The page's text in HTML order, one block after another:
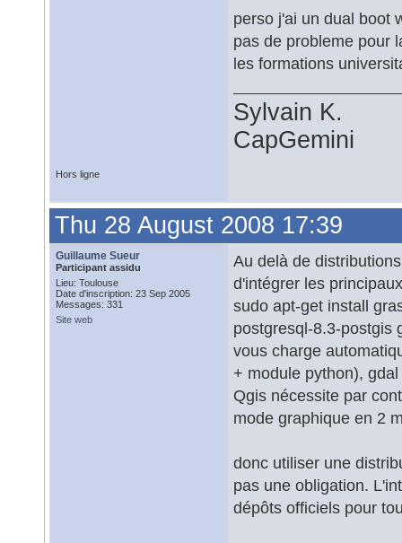
perso j'ai un dual boot
pas de probleme pour
les formations
Sylvain K.
CapGemini
Hors ligne
Thu 28 August 2008 17:39
Guillaume Sueur
Participant assidu
Lieu: Toulouse
Date d'inscription: 23 Sep 2005
Messages: 331
Site web
Au delà de
d'intégrer les
sudo apt-get install
postgresql-8.3-postgis
vous charge
+ module python),
Qgis nécessite par
mode graphique en 2
donc utiliser une
pas une obligation.
dépôts officiels pour